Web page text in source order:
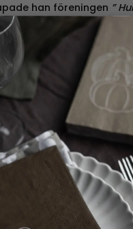
han föreningen ”
kampen mot cancer
från
against Cancer “.
– en
var det en dansk
de så kallade
då man helt
Nu är Lyckotrollen
de faktiskt stå på egna
kom att bli
att bli världsberömd
sakerna i livet. Under